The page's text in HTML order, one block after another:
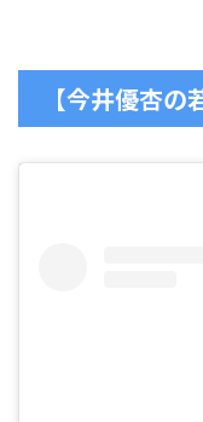
【今井優杏の